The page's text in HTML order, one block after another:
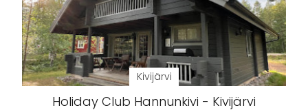
Kivijärvi
Holiday Club Hannunkivi - Kivijärvi